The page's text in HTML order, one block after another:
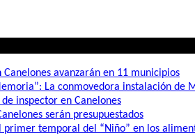
Canelones avanzarán en 11 municipios
La conmovedora instalación de
inspector en Canelones
serán presupuestados
primer temporal del “Niño” en los